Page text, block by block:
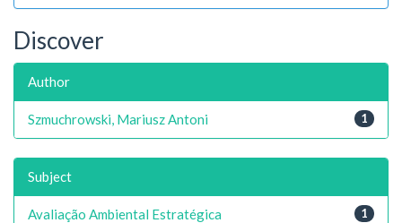
Discover
Author
1
Szmuchrowski, Mariusz Antoni
Subject
1
Avaliação Ambiental Estratégica